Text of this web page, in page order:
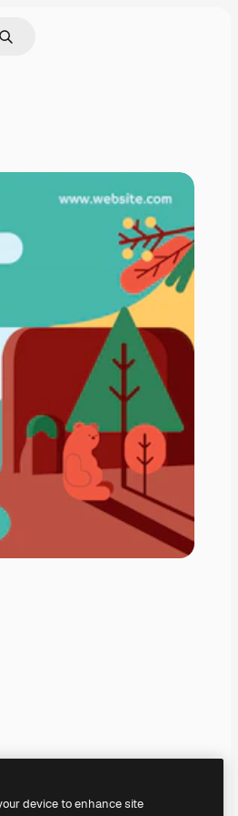
per immagine
Ricerca
device to enhance site